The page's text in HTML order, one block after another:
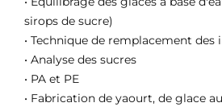
sirops de sucre)
• Technique de remplacement des
• Analyse des sucres
• PA et PE
• Fabrication de yaourt, de glace